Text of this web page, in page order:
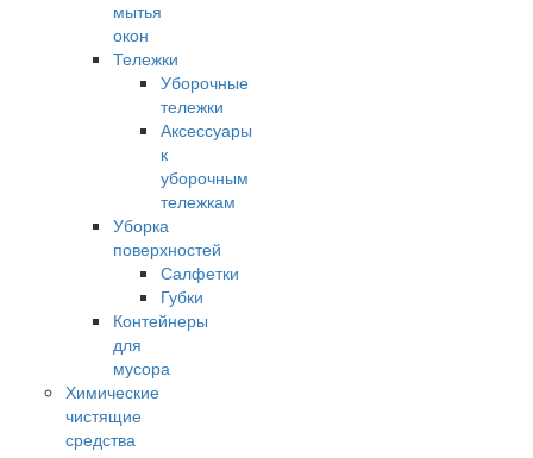
мытья
окон
Тележки
Уборочные
тележки
Аксессуары
к
уборочным
тележкам
Уборка
поверхностей
Салфетки
Губки
Контейнеры
для
мусора
Химические
чистящие
средства